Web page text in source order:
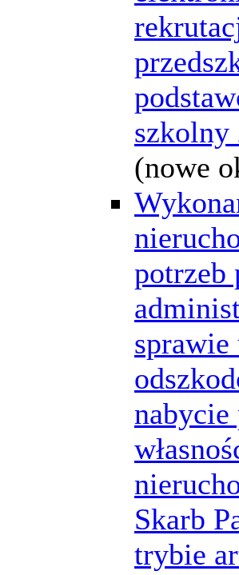
szkolny
(nowe
potrzeb
sprawie
nabycie
Skarb
trybie